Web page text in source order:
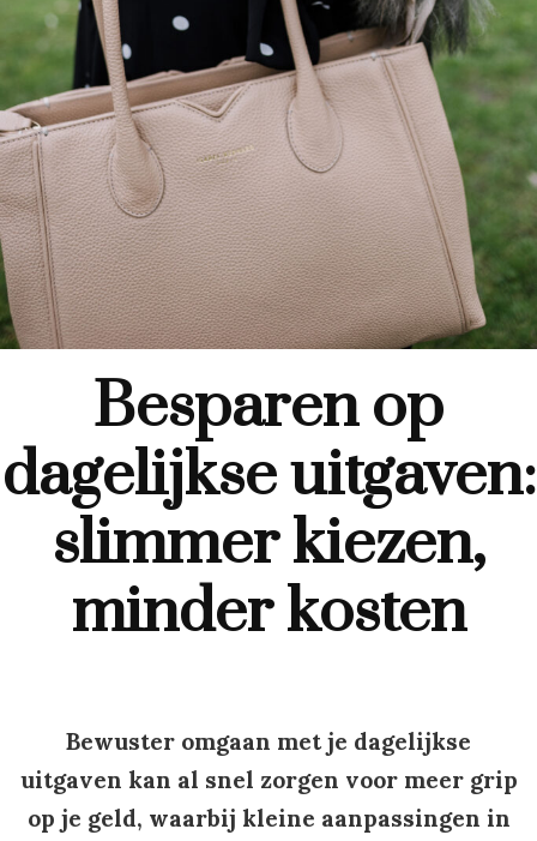
Besparen op
dagelijkse uitgaven:
slimmer kiezen,
minder kosten
Bewuster omgaan met je dagelijkse
uitgaven kan al snel zorgen voor meer grip
op je geld, waarbij kleine aanpassingen in